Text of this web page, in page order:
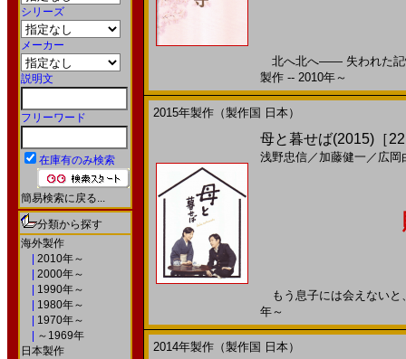
シリーズ
メーカー
説明文
フリーワード
在庫有のみ検索
簡易検索に戻る...
分類から探す
海外製作
2010年～
2000年～
1990年～
1980年～
1970年～
～1969年
日本製作
北へ北へ―― 失われた記
製作 -- 2010年～
2015年製作（製作国 日本）
母と暮せば(2015)［
浅野忠信／ 加藤健一 ／ 広岡
もう息子には会えない
年～
2014年製作（製作国 日本）